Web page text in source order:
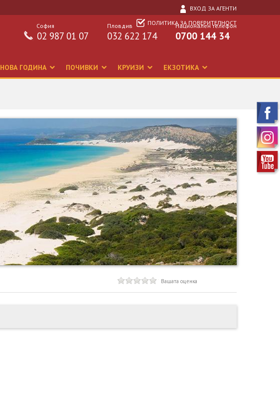
ВХОД ЗА АГЕНТИ
ПОЛИТИКА ЗА ПОВЕРИТЕЛНОСТ
Национален телефон
0700 144 34
Пловдив
032 622 174
София
02 987 01 07
НОВА ГОДИНА ПОЧИВКИ КРУИЗИ ЕКЗОТИКА
Вашата оценка